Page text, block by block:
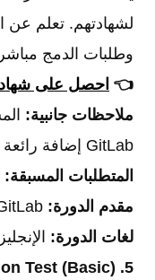
وطلبات الدمج
👈 احصل على
ملاحظات جانبية:
GitLab إضافة رائعة للسيرة الذاتية لوظائف DevOps.
المتطلبات المسبقة:
مقدم الدورة:
لغات الدورة:
5. Git Skills Certification Test (Basic)